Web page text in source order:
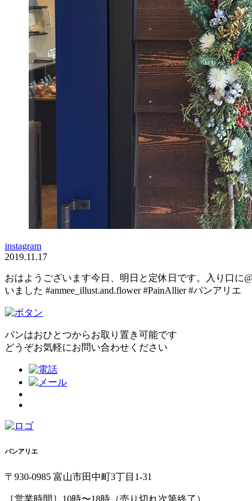
instagram
2019.11.17
おはようございます今日、明日と定休日です。入り口に
いました️ #anmee_illust.and.flower #PainAllier #パンアリエ
パンはおひとつからお取り置き可能です
どうぞお気軽にお問い合わせください
パンアリエ
〒930-0985 富山市田中町3丁目1-31
［営業時間］10時〜18時（売り切れ次第終了）